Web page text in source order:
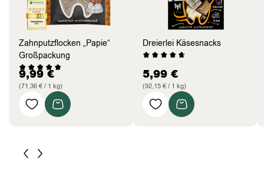
Zahnputzflocken „Papie“
Großpackung
9,99€
(71,36 € / 1 kg)
Dreierlei Käsesnacks
5,99 €
(92,15 € / 1 kg)